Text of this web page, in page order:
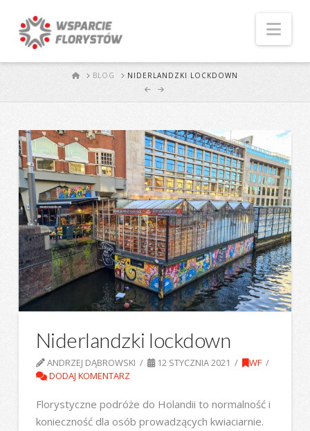
STARTBLOG NIDERLANDZKI LOCKDOWN
Niderlandzki lockdown
ANDRZEJ DĄBROWSKI 12 STYCZNIA 2021
WF
DODAJ KOMENTARZ
Florystyczne podróże do Holandii to normalność i
konieczność dla osób prowadzących kwiaciarnie.